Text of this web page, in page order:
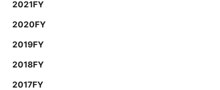
2021FY
2020FY
2019FY
2018FY
2017FY